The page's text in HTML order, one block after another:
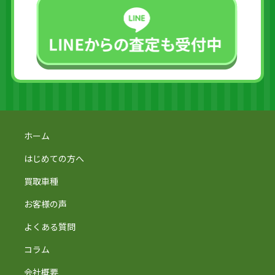
ホーム
はじめての方へ
買取車種
お客様の声
よくある質問
コラム
会社概要